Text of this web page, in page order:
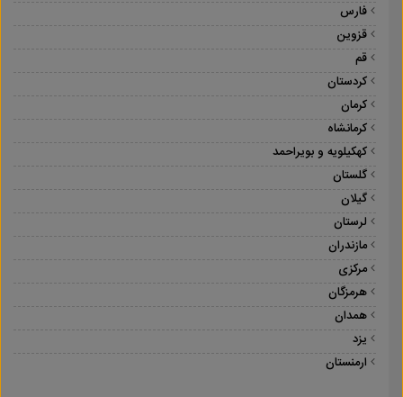
فارس
قزوین
قم
کردستان
کرمان
کرمانشاه
کهکیلویه و بویراحمد
گلستان
گیلان
لرستان
مازندران
مرکزی
هرمزگان
همدان
یزد
ارمنستان